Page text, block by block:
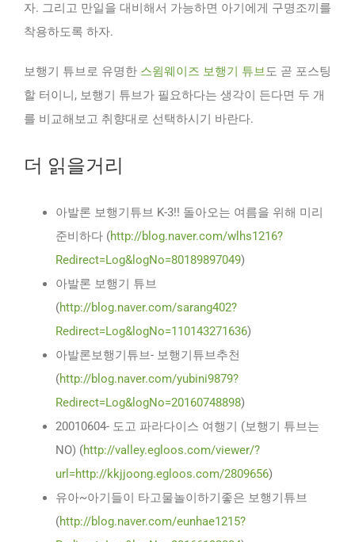
자. 그리고 만일을 대비해서 가능하면 아기에게 구명조끼를
착용하도록 하자.
보행기 튜브로 유명한 스윔웨이즈 보행기 튜브도 곧 포스팅
할 터이니, 보행기 튜브가 필요하다는 생각이 든다면 두 개
를 비교해보고 취향대로 선택하시기 바란다.
더 읽을거리
아발론 보행기튜브 K-3!! 돌아오는 여름을 위해 미리
준비하다 (http://blog.naver.com/wlhs1216?
Redirect=Log&logNo=80189897049)
아발론 보행기 튜브
(http://blog.naver.com/sarang402?
Redirect=Log&logNo=110143271636)
아발론보행기튜브- 보행기튜브추천
(http://blog.naver.com/yubini9879?
Redirect=Log&logNo=20160748898)
20010604- 도고 파라다이스 여행기 (보행기 튜브는
NO) (http://valley.egloos.com/viewer/?
url=http://kkjjoong.egloos.com/2809656)
유아~아기들이 타고물놀이하기좋은 보행기튜브
(http://blog.naver.com/eunhae1215?